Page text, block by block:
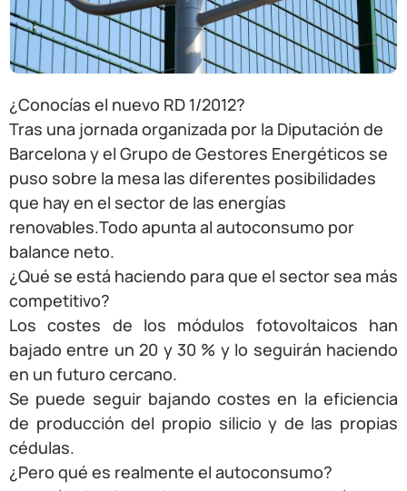
¿Conocías el nuevo RD 1/2012?
Tras una jornada organizada por la Diputación de
Barcelona y el Grupo de Gestores Energéticos se
puso sobre la mesa las diferentes posibilidades
que hay en el sector de las energías
renovables.Todo apunta al autoconsumo por
balance neto.
¿Qué se está haciendo para que el sector sea más
competitivo?
Los costes de los módulos fotovoltaicos han
bajado entre un 20 y 30 % y lo seguirán haciendo
en un futuro cercano.
Se puede seguir bajando costes en la eficiencia
de producción del propio silicio y de las propias
cédulas.
¿Pero qué es realmente el autoconsumo?